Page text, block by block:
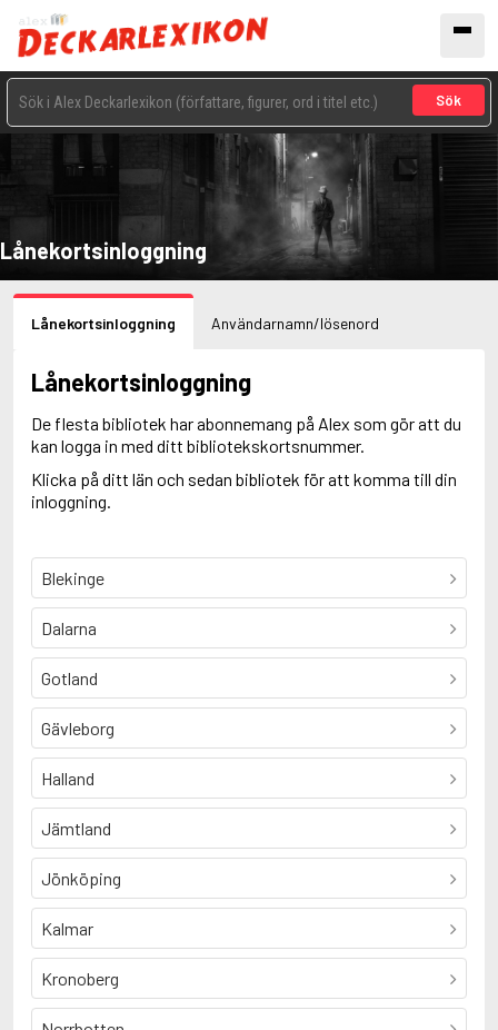
Sök
Lånekortsinloggning
Lånekortsinloggning Användarnamn/lösenord
Lånekortsinloggning
De flesta bibliotek har abonnemang på Alex som gör att du
kan logga in med ditt bibliotekskortsnummer.
Klicka på ditt län och sedan bibliotek för att komma till din
inloggning.
Blekinge
Dalarna
Gotland
Gävleborg
Halland
Jämtland
Jönköping
Kalmar
Kronoberg